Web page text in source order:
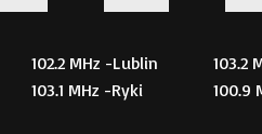
102.2 MHz -Lublin
103.1 MHz -Ryki
103.2
100.9